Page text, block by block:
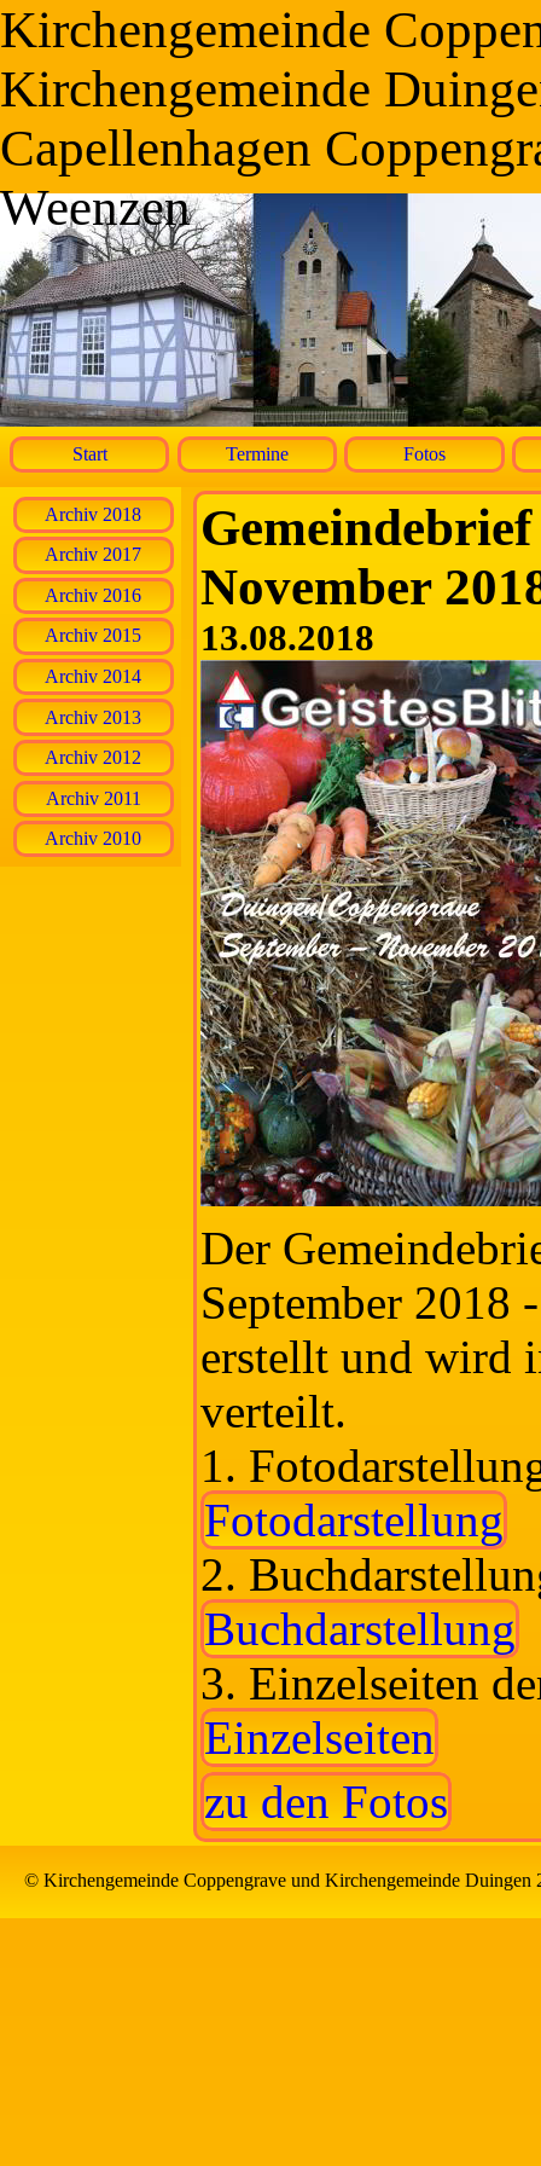
Kirchengemeinde
Kirchengemeinde
Capellenhagen
Weenzen
Start Termine Fotos
Archiv 2018
Archiv 2017
Archiv 2016
Archiv 2015
Archiv 2014
Archiv 2013
Archiv 2012
Archiv 2011
Archiv 2010
November
13.08.2018
Der
September 2018
erstellt und wird
verteilt.
1.
Fotodarstellung
2.
Buchdarstellung
3. Einzelseiten
Einzelseiten
zu den Fotos
© Kirchengemeinde Coppengrave und Kirchengemeinde Duingen